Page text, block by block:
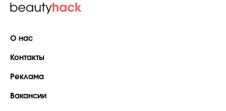
О нас
Контакты
Реклама
Вакансии